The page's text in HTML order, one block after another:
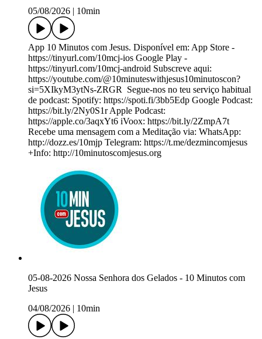
05/08/2026
10min
App 10 Minutos com Jesus. Disponível em: App Store -
https://tinyurl.com/10mcj-ios Google Play -
https://tinyurl.com/10mcj-android Subscreve aqui:
https://youtube.com/@10minuteswithjesus10minutoscon?
si=5XIkyM3ytNs-ZRGR ️ Segue-nos no teu serviço habitual
de podcast: Spotify: https://spoti.fi/3bb5Edp Google Podcast:
https://bit.ly/2Ny0S1r Apple Podcast:
https://apple.co/3aqxYt6 iVoox: https://bit.ly/2ZmpA7t
Recebe uma mensagem com a Meditação via: WhatsApp:
http://dozz.es/10mjp Telegram: https://t.me/dezmincomjesus
+Info: http://10minutoscomjesus.org
05-08-2026 Nossa Senhora dos Gelados - 10 Minutos com
Jesus
04/08/2026
10min